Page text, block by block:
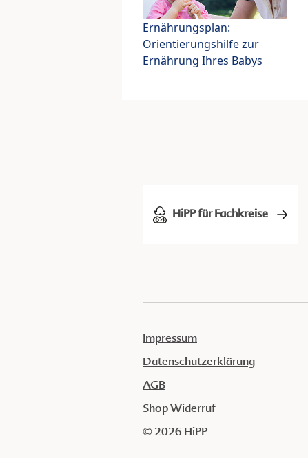
Ernährungsplan:
Orientierungshilfe zur
Ernährung Ihres Babys
HiPP für Fachkreise
Impressum
Datenschutzerklärung
AGB
Shop Widerruf
© 2026 HiPP